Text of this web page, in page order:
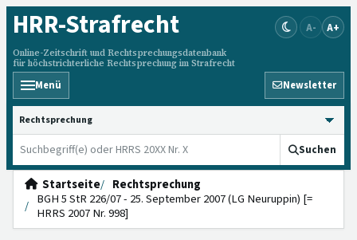
HRR-Strafrecht
Online-Zeitschrift und Rechtsprechungsdatenbank
für höchstrichterliche Rechtsprechung im Strafrecht
A- A+
Menü Newsletter
HRRS durchsuchen
Suchen
Startseite
Rechtsprechung
BGH 5 StR 226/07 - 25. September 2007 (LG Neuruppin) [=
HRRS 2007 Nr. 998]